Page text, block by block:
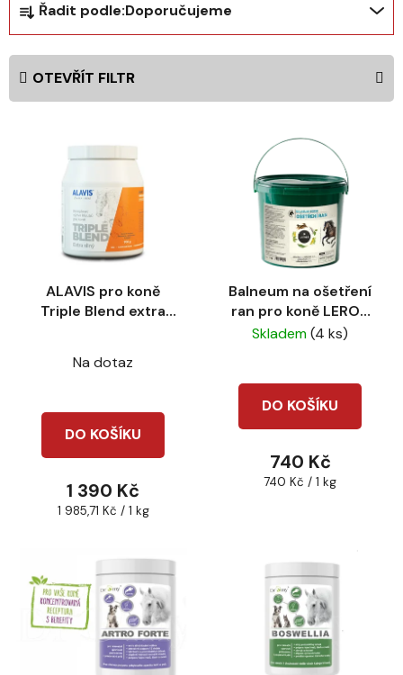
a
z
e
n
Řadit podle:Doporučujeme
OTEVŘÍT FILTR
ALAVIS pro koně
Triple Blend extra
hodnocení
4,5
5
hvězdiček.
Na dotaz
DO KOŠÍKU
1 390 Kč
Měrná
1 985,71 Kč / 1 kg
Balneum na ošetření
ran pro koně LEROS
1kg
Skladem(4 ks)
DO KOŠÍKU
740 Kč
Měrná
740 Kč / 1 kg